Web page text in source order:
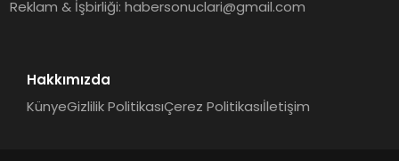
Reklam & İşbirliği:habersonuclari@gmail.com
Hakkımızda
KünyeGizlilik PolitikasıÇerez Politikasıİletişim